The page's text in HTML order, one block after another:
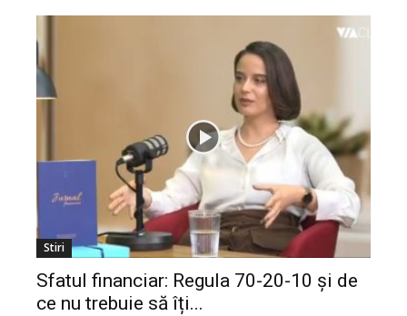
Stiri
Sfatul financiar: Regula 70-20-10 și de
ce nu trebuie să îți...